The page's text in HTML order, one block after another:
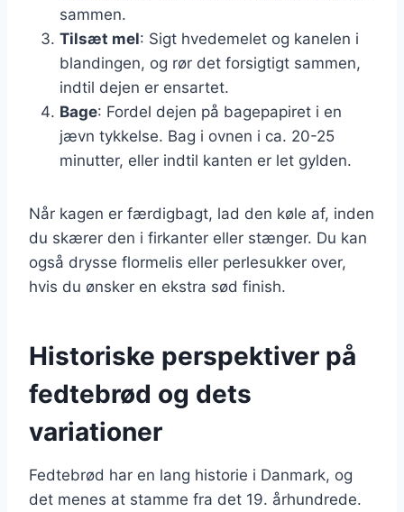
sammen.
Tilsæt mel: Sigt hvedemelet og kanelen i
blandingen, og rør det forsigtigt sammen,
indtil dejen er ensartet.
Bage: Fordel dejen på bagepapiret i en
jævn tykkelse. Bag i ovnen i ca. 20-25
minutter, eller indtil kanten er let gylden.
Når kagen er færdigbagt, lad den køle af, inden
du skærer den i firkanter eller stænger. Du kan
også drysse flormelis eller perlesukker over,
hvis du ønsker en ekstra sød finish.
Historiske perspektiver på
fedtebrød og dets
variationer
Fedtebrød har en lang historie i Danmark, og
det menes at stamme fra det 19. århundrede.